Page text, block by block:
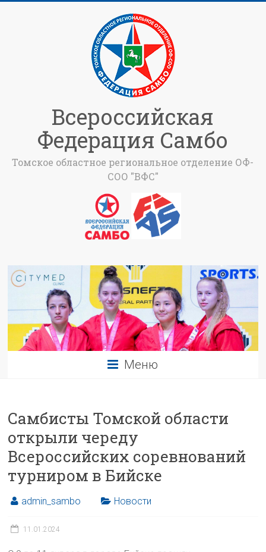
Всероссийская
Федерация Самбо
Томское областное региональное отделение ОФ-
СОО "ВФС"
Меню
Самбисты Томской области
открыли череду
Всероссийских соревнований
турниром в Бийске
admin_sambo Новости
11.01.2024